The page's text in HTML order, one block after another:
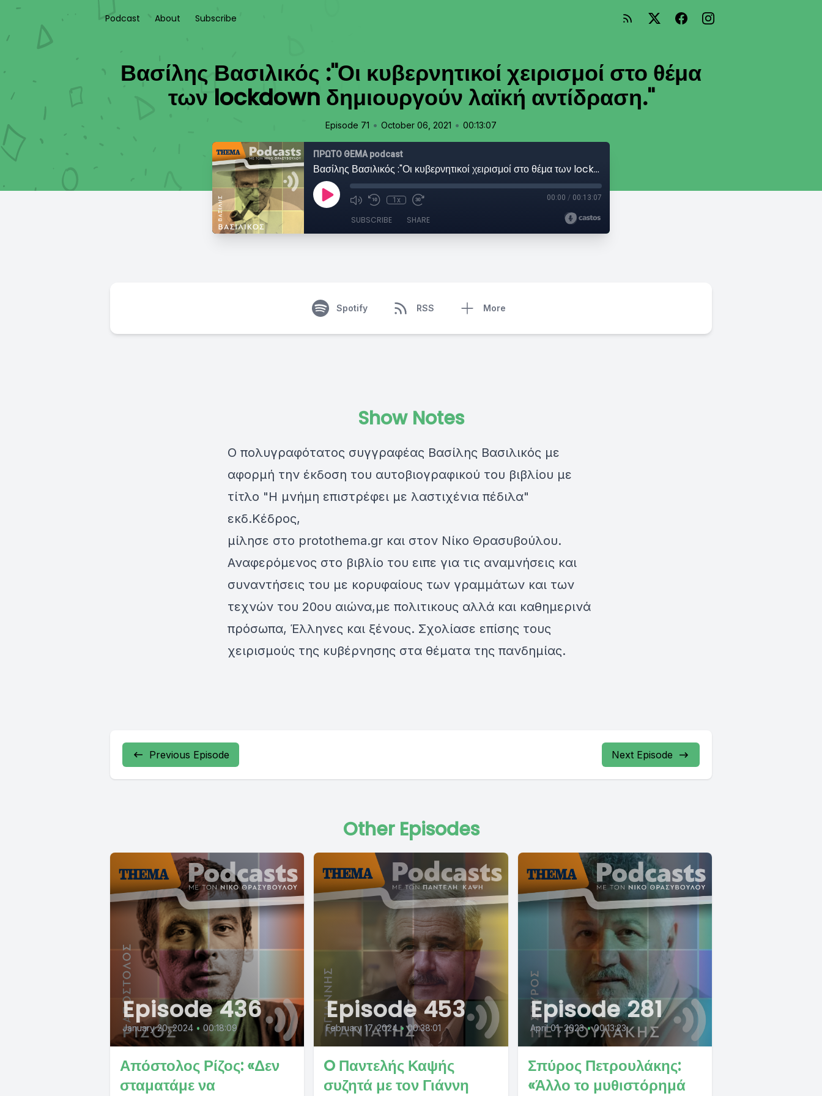
Podcast About Subscribe
Βασίλης Βασιλικός :"Οι κυβερνητικοί χειρισμοί στο θέμα
των lockdown δημιουργούν λαϊκή αντίδραση."
Episode 71 • October 06, 2021 • 00:13:07
ΠΡΩΤΟ ΘΕΜΑ podcast
Βασίλης Βασιλικός :"Οι κυβερνητικοί χειρισμοί στο θέμα των lockdown δημιουργούν λαϊκή αντίδραση."
1x 00:00 / 00:13:07
SUBSCRIBE SHARE
Spotify RSS More
Show Notes
Ο πολυγραφότατος συγγραφέας Βασίλης Βασιλικός με
αφορμή την έκδοση του αυτοβιογραφικού του βιβλίου με
τίτλο "Η μνήμη επιστρέφει με λαστιχένια πέδιλα"
εκδ.Κέδρος,
μίλησε στο protothema.gr και στον Νίκο Θρασυβούλου.
Αναφερόμενος στο βιβλίο του ειπε για τις αναμνήσεις και
συναντήσεις του με κορυφαίους των γραμμάτων και των
τεχνών του 20ου αιώνα,με πολιτικους αλλά και καθημερινά
πρόσωπα, Έλληνες και ξένους. Σχολίασε επίσης τους
χειρισμούς της κυβέρνησης στα θέματα της πανδημίας.
Previous Episode Next Episode
Other Episodes
Episode 436
January 20, 2024 • 00:18:09
Απόστολος Ρίζος: «Δεν
σταματάμε να
Episode 453
February 17, 2024 • 00:38:01
O Παντελής Καψής
συζητά με τον Γιάννη
Episode 281
April 01, 2023 • 00:13:23
Σπύρος Πετρουλάκης:
«Άλλο το μυθιστόρημά